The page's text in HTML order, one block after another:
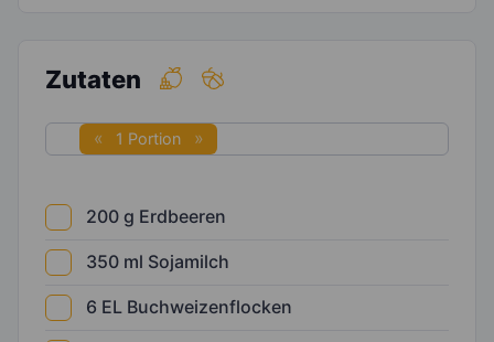
Zutaten
1 Portion
200 g Erdbeeren
350 ml Sojamilch
6 EL Buchweizenflocken